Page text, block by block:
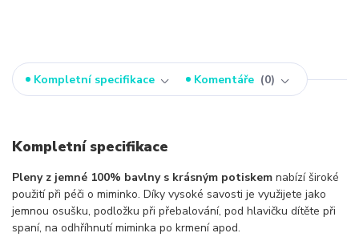
Kompletní specifikace Komentáře 0
Kompletní specifikace
Pleny z jemné 100% bavlny s krásným potiskem nabízí široké
použití při péči o miminko. Díky vysoké savosti je využijete jako
jemnou osušku, podložku při přebalování, pod hlavičku dítěte při
spaní, na odhříhnutí miminka po krmení apod.